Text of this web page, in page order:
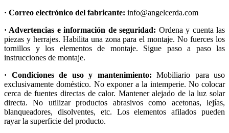
· Correo electrónico del fabricante: info@angelcerda.com
· Advertencias e información de seguridad: Ordena y cuenta las
piezas y herrajes. Habilita una zona para el montaje. No fuerces los
tornillos y los elementos de montaje. Sigue paso a paso las
instrucciones de montaje.
· Condiciones de uso y mantenimiento: Mobiliario para uso
exclusivamente doméstico. No exponer a la intemperie. No colocar
cerca de fuentes directas de calor. Mantener alejado de la luz solar
directa. No utilizar productos abrasivos como acetonas, lejías,
blanqueadores, disolventes, etc. Los elementos afilados pueden
rayar la superficie del producto.